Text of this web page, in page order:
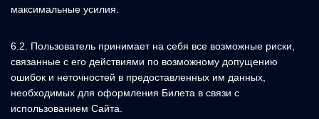
максимальные усилия.
6.2. Пользователь принимает на себя все возможные риски,
связанные с его действиями по возможному допущению
ошибок и неточностей в предоставленных им данных,
необходимых для оформления Билета в связи с
использованием Сайта.